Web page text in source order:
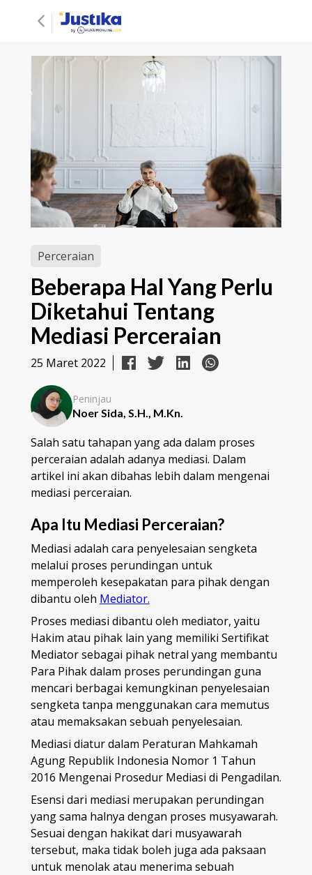
Perceraian
Beberapa Hal Yang Perlu
Diketahui Tentang
Mediasi Perceraian
25 Maret 2022
Peninjau
Noer Sida, S.H., M.Kn.
Salah satu tahapan yang ada dalam proses
perceraian adalah adanya mediasi. Dalam
artikel ini akan dibahas lebih dalam mengenai
mediasi perceraian.
Apa Itu Mediasi Perceraian?
Mediasi adalah cara penyelesaian sengketa
melalui proses perundingan untuk
memperoleh kesepakatan para pihak dengan
dibantu oleh Mediator.
Proses mediasi dibantu oleh mediator, yaitu
Hakim atau pihak lain yang memiliki Sertifikat
Mediator sebagai pihak netral yang membantu
Para Pihak dalam proses perundingan guna
mencari berbagai kemungkinan penyelesaian
sengketa tanpa menggunakan cara memutus
atau memaksakan sebuah penyelesaian.
Mediasi diatur dalam Peraturan Mahkamah
Agung Republik Indonesia Nomor 1 Tahun
2016 Mengenai Prosedur Mediasi di Pengadilan.
Esensi dari mediasi merupakan perundingan
yang sama halnya dengan proses musyawarah.
Sesuai dengan hakikat dari musyawarah
tersebut, maka tidak boleh juga ada paksaan
untuk menolak atau menerima sebuah